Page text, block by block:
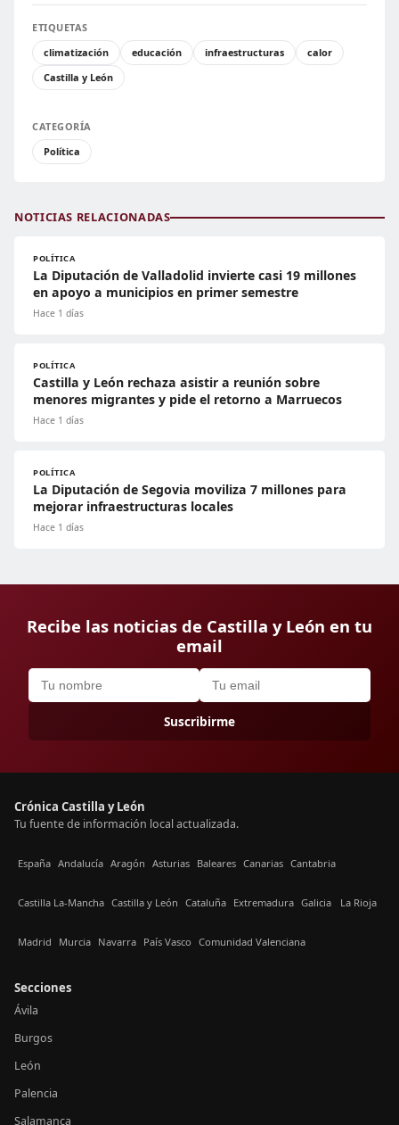
ETIQUETAS
climatización
educación infraestructuras
calor
Castilla y León
CATEGORÍA
Política
NOTICIAS RELACIONADAS
POLÍTICA
La Diputación de Valladolid invierte casi 19 millones
en apoyo a municipios en primer semestre
Hace 1 días
POLÍTICA
Castilla y León rechaza asistir a reunión sobre
menores migrantes y pide el retorno a Marruecos
Hace 1 días
POLÍTICA
La Diputación de Segovia moviliza 7 millones para
mejorar infraestructuras locales
Hace 1 días
Recibe las noticias de Castilla y León en tu
email
Suscribirme
Crónica Castilla y León
Tu fuente de información local actualizada.
España Andalucía Aragón Asturias Baleares Canarias Cantabria
Castilla La-Mancha Castilla y León Cataluña Extremadura Galicia La Rioja
Madrid Murcia Navarra País Vasco Comunidad Valenciana
Secciones
Ávila
Burgos
León
Palencia
Salamanca